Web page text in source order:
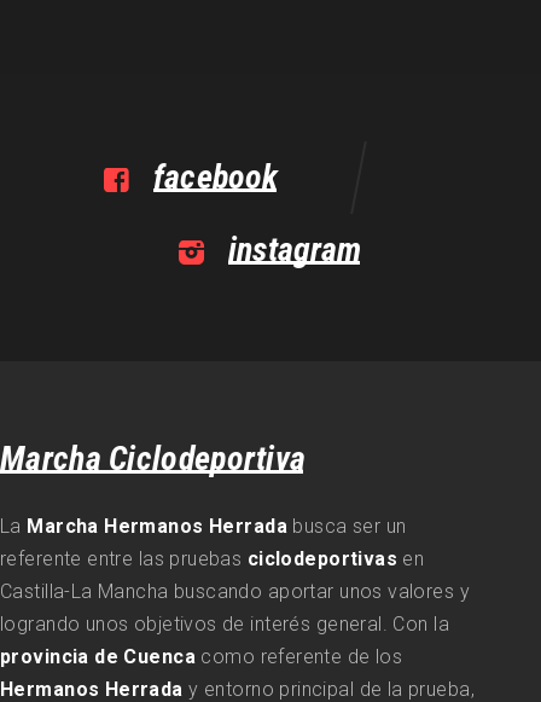
facebook
instagram
Marcha Ciclodeportiva
La Marcha Hermanos Herrada busca ser un
referente entre las pruebas ciclodeportivas en
Castilla-La Mancha buscando aportar unos valores y
logrando unos objetivos de interés general. Con la
provincia de Cuenca como referente de los
Hermanos Herrada y entorno principal de la prueba,